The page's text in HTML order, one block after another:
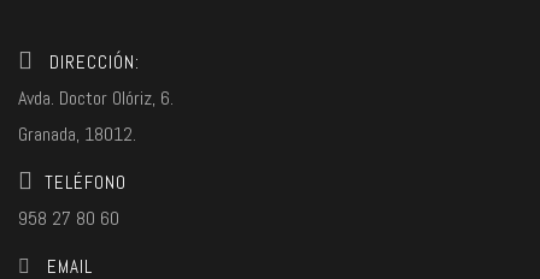
DIRECCIÓN:
Avda. Doctor Olóriz, 6.
Granada, 18012.
TELÉFONO
958 27 80 60
EMAIL